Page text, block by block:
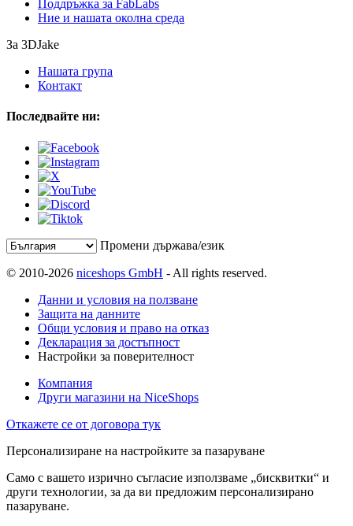
Поддръжка за FabLabs
Ние и нашата околна среда
За 3DJake
Нашата група
Контакт
Последвайте ни:
Промени държава/език
© 2010-2026 niceshops GmbH - All rights reserved.
Данни и условия на ползване
Защита на данните
Общи условия и право на отказ
Декларация за достъпност
Настройки за поверителност
Компания
Други магазини на NiceShops
Откажете се от договора тук
Персонализиране на настройките за пазаруване
Само с вашето изрично съгласие използваме „бисквитки“ и
други технологии, за да ви предложим персонализирано
пазаруване.